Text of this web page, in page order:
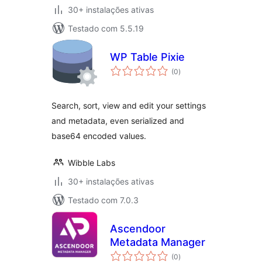
30+ instalações ativas
Testado com 5.5.19
WP Table Pixie
(0avaliações
totais
)
Search, sort, view and edit your settings
and metadata, even serialized and
base64 encoded values.
Wibble Labs
30+ instalações ativas
Testado com 7.0.3
Ascendoor
Metadata Manager
(0avaliações
totais
)